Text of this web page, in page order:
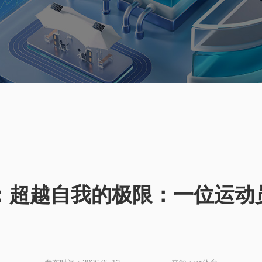
超越自我的极限：一位运动